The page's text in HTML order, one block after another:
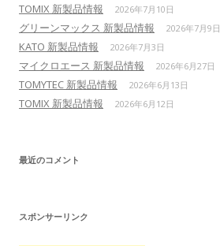
TOMIX 新製品情報 2026年7月10日
グリーンマックス 新製品情報 2026年7月9日
KATO 新製品情報 2026年7月3日
マイクロエース 新製品情報 2026年6月27日
TOMYTEC 新製品情報 2026年6月13日
TOMIX 新製品情報 2026年6月12日
最近のコメント
スポンサーリンク